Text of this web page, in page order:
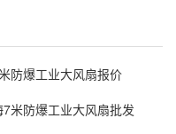
防爆工业大风扇报价
7米防爆工业大风扇批发